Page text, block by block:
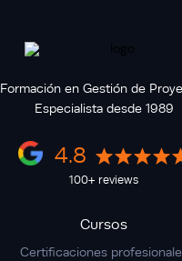
Formación en Gestión de
Especialista desde 1989
4.8
100+ reviews
Cursos
Certificaciones